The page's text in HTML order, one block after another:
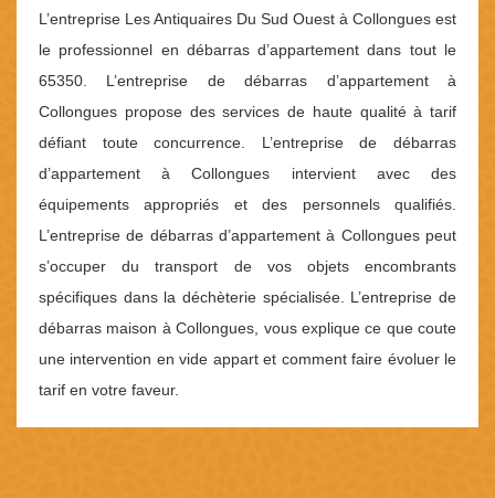
L’entreprise Les Antiquaires Du Sud Ouest à Collongues est
le professionnel en débarras d’appartement dans tout le
65350. L’entreprise de débarras d’appartement à
Collongues propose des services de haute qualité à tarif
défiant toute concurrence. L’entreprise de débarras
d’appartement à Collongues intervient avec des
équipements appropriés et des personnels qualifiés.
L’entreprise de débarras d’appartement à Collongues peut
s’occuper du transport de vos objets encombrants
spécifiques dans la déchèterie spécialisée. L’entreprise de
débarras maison à Collongues, vous explique ce que coute
une intervention en vide appart et comment faire évoluer le
tarif en votre faveur.